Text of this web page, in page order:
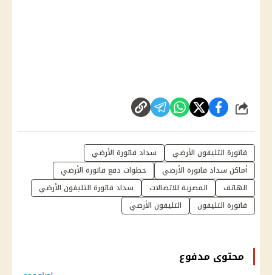
شارك
فاتورة التليفون الأرضي
سداد فاتورة الأرضي
أماكن سداد فاتورة الأرضي
خطوات دفع فاتورة الأرضي
الهاتف
المصرية للاتصالات
سداد فاتورة التليفون الأرضي
فاتورة التليفون
التليفون الأرضي
محتوى مدفوع